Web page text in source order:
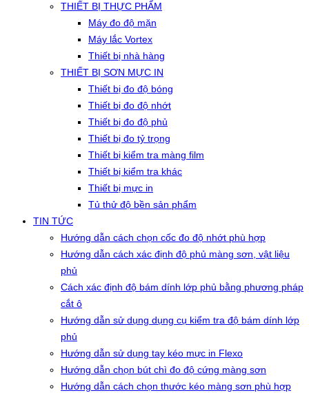
THIẾT BỊ THỰC PHẨM
Máy đo độ mặn
Máy lắc Vortex
Thiết bị nhà hàng
THIẾT BỊ SƠN MỰC IN
Thiết bị đo độ bóng
Thiết bị đo độ nhớt
Thiết bị đo độ phủ
Thiết bị đo tỷ trọng
Thiết bị kiểm tra màng film
Thiết bị kiểm tra khác
Thiết bị mực in
Tủ thử độ bền sản phẩm
TIN TỨC
Hướng dẫn cách chọn cốc đo độ nhớt phù hợp
Hướng dẫn cách xác định độ phủ màng sơn, vật liệu
phủ
Cách xác định độ bám dính lớp phủ bằng phương pháp
cắt ô
Hướng dẫn sử dụng dụng cụ kiểm tra độ bám dính lớp
phủ
Hướng dẫn sử dụng tay kéo mực in Flexo
Hướng dẫn chọn bút chì đo độ cứng màng sơn
Hướng dẫn cách chọn thước kéo màng sơn phù hợp